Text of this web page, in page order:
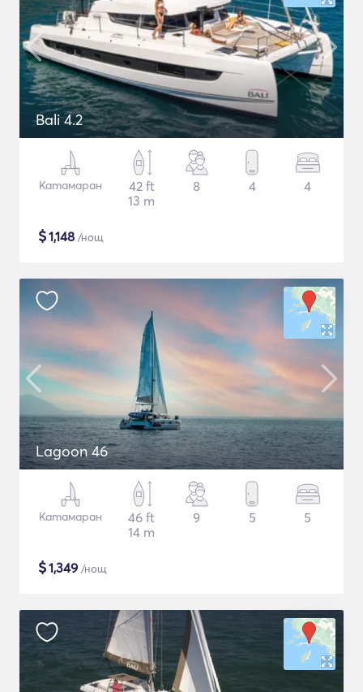
Bali 4.2
Катамаран
42 ft
13 m
8 4 4
$1,148 /нощ
Lagoon 46
Катамаран
46 ft
14 m
9 5 5
$1,349 /нощ